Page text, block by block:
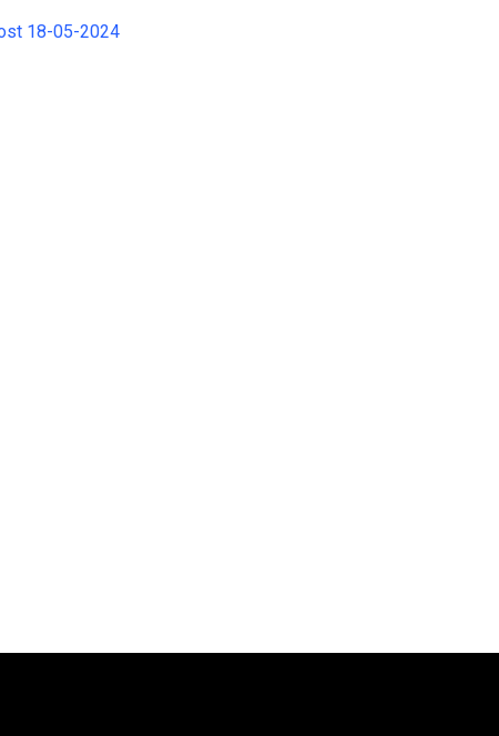
18-05-2024